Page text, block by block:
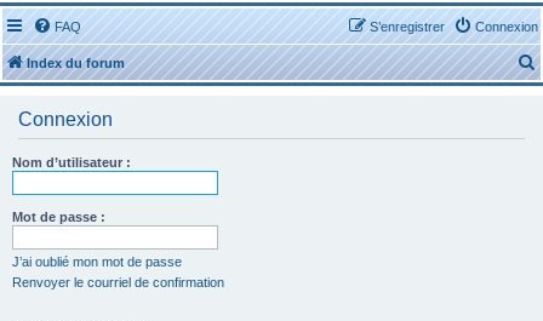
FAQ Connexion
S’enregistrer
Index du forum
e
Connexion
Nom d’utilisateur :
Mot de passe :
J’ai oublié mon mot de passe
Renvoyer le courriel de confirmation